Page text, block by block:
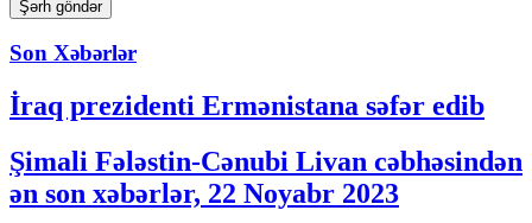
Son Xəbərlər
İraq prezidenti Ermənistana səfər edib
Şimali Fələstin-Cənubi Livan cəbhəsindən
ən son xəbərlər, 22 Noyabr 2023